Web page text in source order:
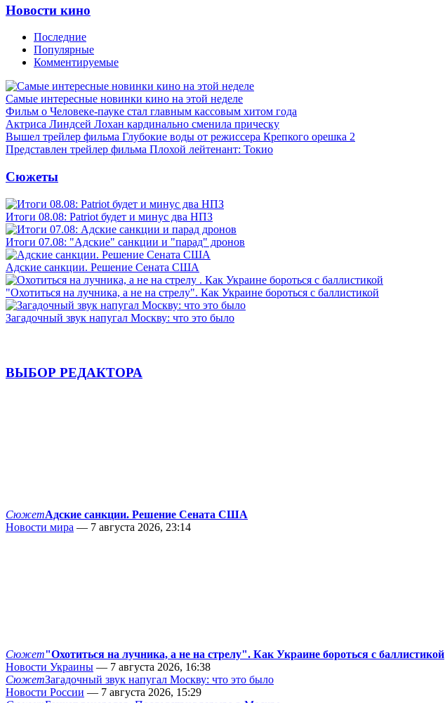
Новости кино
Последние
Популярные
Комментируемые
Самые интересные новинки кино на этой неделе
Фильм о Человеке-пауке стал главным кассовым хитом года
Актриса Линдсей Лохан кардинально сменила прическу
Вышел трейлер фильма Глубокие воды от режиссера Крепкого орешка 2
Представлен трейлер фильма Плохой лейтенант: Токио
Сюжеты
Итоги 08.08: Patriot будет и минус два НПЗ
Итоги 07.08: "Адские" санкции и "парад" дронов
Адские санкции. Решение Сената США
"Охотиться на лучника, а не на стрелу". Как Украине бороться с баллистикой
Загадочный звук напугал Москву: что это было
ВЫБОР РЕДАКТОРА
СюжетАдские санкции. Решение Сената США
Новости мира — 7 августа 2026, 23:14
Сюжет"Охотиться на лучника, а не на стрелу". Как Украине бороться с баллистикой
Новости Украины — 7 августа 2026, 16:38
СюжетЗагадочный звук напугал Москву: что это было
Новости России — 7 августа 2026, 15:29